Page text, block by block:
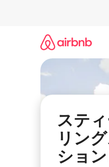
ステ
リン
ショ